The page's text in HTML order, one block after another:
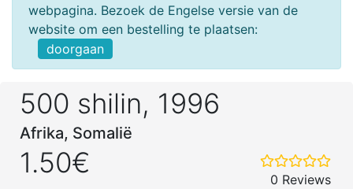
webpagina. Bezoek de Engelse versie van de
website om een bestelling te plaatsen:
doorgaan
500 shilin, 1996
Afrika, Somalië
1.50€
0 Reviews